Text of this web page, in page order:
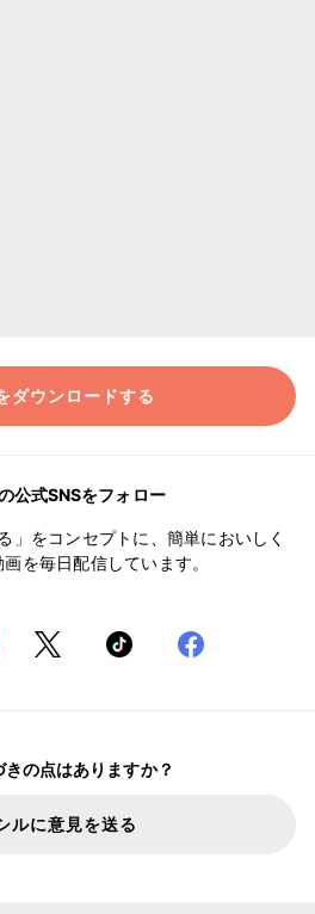
ダウンロードする
公式SNSをフォロー
」をコンセプトに、簡単においしく
を毎日配信しています。
の点はありますか？
ルに意見を送る